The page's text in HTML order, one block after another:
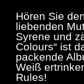
Hören Sie
liebenden
Syrene und
Colours“ ist
packende
Weiß
Rules!